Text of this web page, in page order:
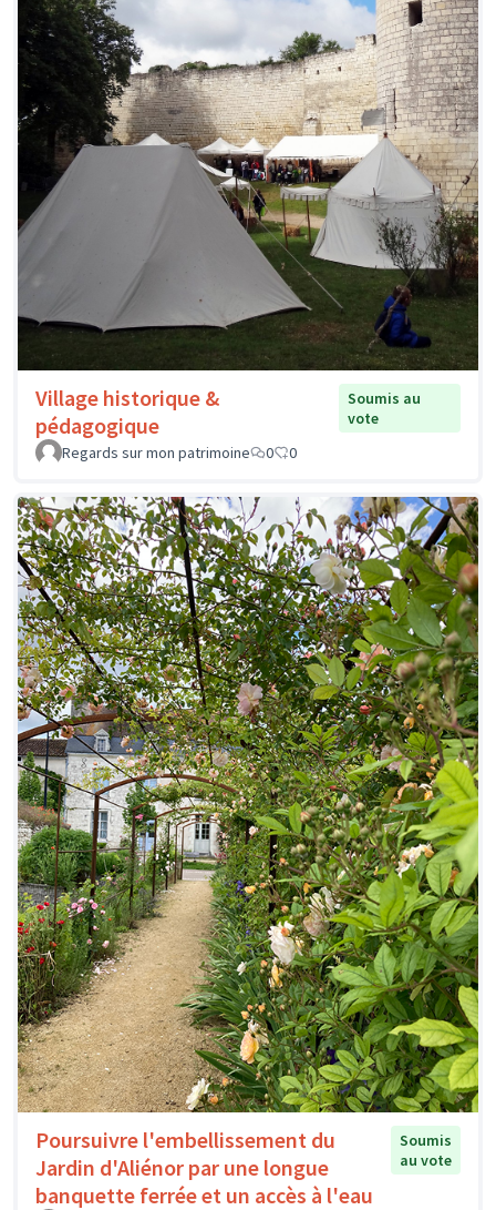
Village historique &
pédagogique
Soumis au
vote
Regards sur mon patrimoine
0 0
Poursuivre l'embellissement du
Jardin d'Aliénor par une longue
banquette ferrée et un accès à l'eau
Soumis
au vote